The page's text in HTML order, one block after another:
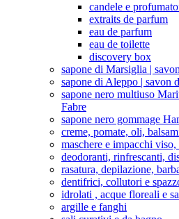
candele e
extraits de parfum
eau de parfum
eau de toilette
discovery box
sapone di Marsiglia |
sapone di Aleppo | savon
sapone nero multiuso
Fabre
sapone nero gommage
creme, pomate, oli,
maschere e impacchi
deodoranti, rinfrescanti,
rasatura, depilazione,
dentifrici, collutori e
idrolati , acque floreali e
argille e fanghi